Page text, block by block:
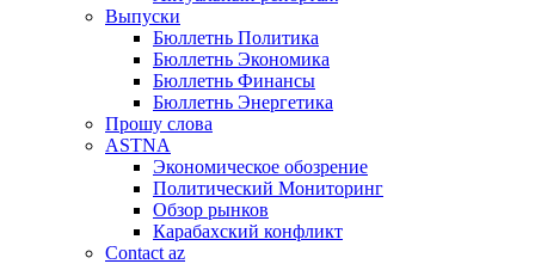
Выпуски
Бюллетнь Политика
Бюллетнь Экономика
Бюллетнь Финансы
Бюллетнь Энергетика
Прошу слова
ASTNA
Экономическое обозрение
Политический Мониторинг
Обзор рынков
Карабахский конфликт
Contact az